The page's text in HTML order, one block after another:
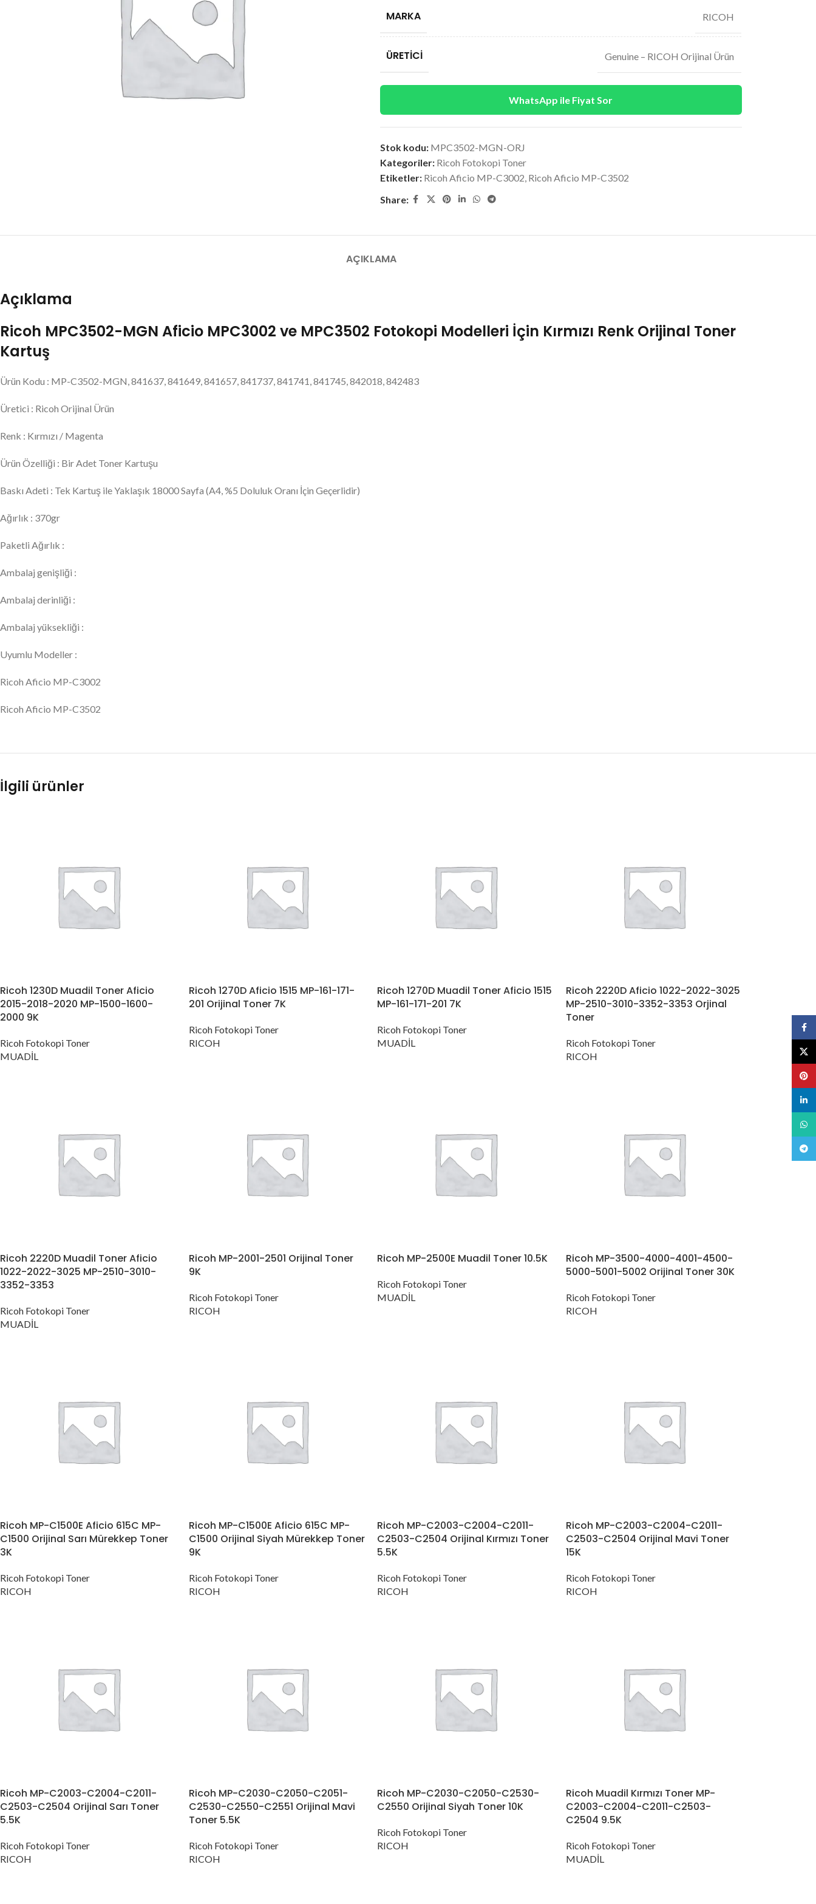
MARKA RICOH
ÜRETICI Genuine – RICOH Orijinal Ürün
WhatsApp ile Fiyat Sor
Stok kodu: MPC3502-MGN-ORJ
Kategoriler: Ricoh Fotokopi Toner
Etiketler: Ricoh Aficio MP-C3002, Ricoh Aficio MP-C3502
Share:
AÇIKLAMA
Açıklama
Ricoh MPC3502-MGN Aficio MPC3002 ve MPC3502 Fotokopi Modelleri İçin Kırmızı Renk Orijinal Toner
Kartuş
Ürün Kodu : MP-C3502-MGN, 841637, 841649, 841657, 841737, 841741, 841745, 842018, 842483
Üretici : Ricoh Orijinal Ürün
Renk : Kırmızı / Magenta
Ürün Özelliği : Bir Adet Toner Kartuşu
Baskı Adeti : Tek Kartuş ile Yaklaşık 18000 Sayfa (A4, %5 Doluluk Oranı İçin Geçerlidir)
Ağırlık : 370gr
Paketli Ağırlık :
Ambalaj genişliği :
Ambalaj derinliği :
Ambalaj yüksekliği :
Uyumlu Modeller :
Ricoh Aficio MP-C3002
Ricoh Aficio MP-C3502
İlgili ürünler
Ricoh 1230D Muadil Toner Aficio
2015-2018-2020 MP-1500-1600-
2000 9K
Ricoh Fotokopi Toner
MUADİL
Ricoh 1270D Aficio 1515 MP-161-171-
201 Orijinal Toner 7K
Ricoh Fotokopi Toner
RICOH
Ricoh 1270D Muadil Toner Aficio 1515
MP-161-171-201 7K
Ricoh Fotokopi Toner
MUADİL
Ricoh 2220D Aficio 1022-2022-3025
MP-2510-3010-3352-3353 Orjinal
Toner
Ricoh Fotokopi Toner
RICOH
Ricoh 2220D Muadil Toner Aficio
1022-2022-3025 MP-2510-3010-
3352-3353
Ricoh Fotokopi Toner
MUADİL
Ricoh MP-2001-2501 Orijinal Toner
9K
Ricoh Fotokopi Toner
RICOH
Ricoh MP-2500E Muadil Toner 10.5K
Ricoh Fotokopi Toner
MUADİL
Ricoh MP-3500-4000-4001-4500-
5000-5001-5002 Orijinal Toner 30K
Ricoh Fotokopi Toner
RICOH
Ricoh MP-C1500E Aficio 615C MP-
C1500 Orijinal Sarı Mürekkep Toner
3K
Ricoh Fotokopi Toner
RICOH
Ricoh MP-C1500E Aficio 615C MP-
C1500 Orijinal Siyah Mürekkep Toner
9K
Ricoh Fotokopi Toner
RICOH
Ricoh MP-C2003-C2004-C2011-
C2503-C2504 Orijinal Kırmızı Toner
5.5K
Ricoh Fotokopi Toner
RICOH
Ricoh MP-C2003-C2004-C2011-
C2503-C2504 Orijinal Mavi Toner
15K
Ricoh Fotokopi Toner
RICOH
Ricoh MP-C2003-C2004-C2011-
C2503-C2504 Orijinal Sarı Toner
5.5K
Ricoh Fotokopi Toner
RICOH
Ricoh MP-C2030-C2050-C2051-
C2530-C2550-C2551 Orijinal Mavi
Toner 5.5K
Ricoh Fotokopi Toner
RICOH
Ricoh MP-C2030-C2050-C2530-
C2550 Orijinal Siyah Toner 10K
Ricoh Fotokopi Toner
RICOH
Ricoh Muadil Kırmızı Toner MP-
C2003-C2004-C2011-C2503-
C2504 9.5K
Ricoh Fotokopi Toner
MUADİL